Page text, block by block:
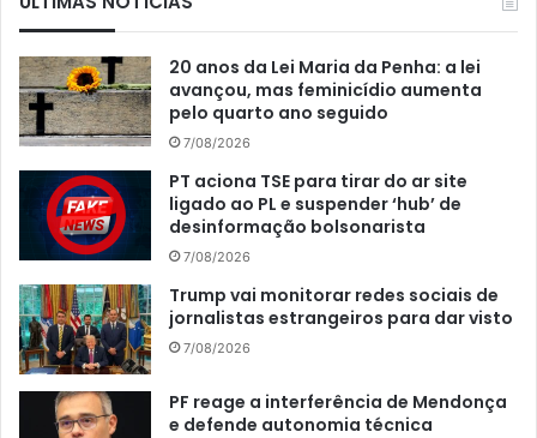
20 anos da Lei Maria da Penha: a lei
avançou, mas feminicídio aumenta
pelo quarto ano seguido
7/08/2026
PT aciona TSE para tirar do ar site
ligado ao PL e suspender ‘hub’ de
desinformação bolsonarista
7/08/2026
Trump vai monitorar redes sociais de
jornalistas estrangeiros para dar visto
7/08/2026
PF reage a interferência de Mendonça
e defende autonomia técnica